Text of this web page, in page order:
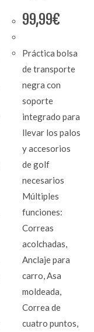
99,99€
Práctica bolsa
de transporte
negra con
soporte
integrado para
llevar los palos
y accesorios
de golf
necesarios
Múltiples
funciones:
Correas
acolchadas,
Anclaje para
carro, Asa
moldeada,
Correa de
cuatro puntos,